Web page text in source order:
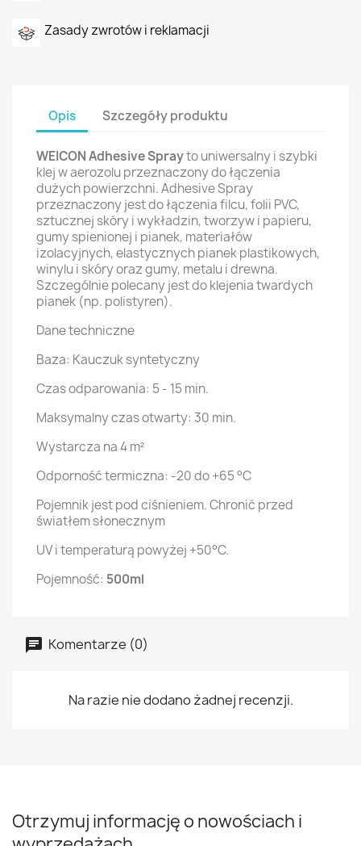
Zasady zwrotów i reklamacji
Opis Szczegóły produktu
WEICON Adhesive Sprayto uniwersalny i szybki
klej w aerozolu przeznaczony do łączenia
dużych powierzchni. Adhesive Spray
przeznaczony jest do łączenia filcu, folii PVC,
sztucznej skóry i wykładzin, tworzyw i papieru,
gumy spienionej i pianek, materiałów
izolacyjnych, elastycznych pianek plastikowych,
winylu i skóry oraz gumy, metalu i drewna.
Szczególnie polecany jest do klejenia twardych
pianek (np. polistyren).
Dane techniczne
Baza: Kauczuk syntetyczny
Czas odparowania: 5 - 15 min.
Maksymalny czas otwarty: 30 min.
Wystarcza na 4 m²
Odporność termiczna: -20 do +65 °C
Pojemnik jest pod ciśnieniem. Chronić przed
światłem słonecznym
UV i temperaturą powyżej +50°C.
Pojemność: 500ml
Komentarze (0)
Na razie nie dodano żadnej recenzji.
Otrzymuj informację o nowościach i